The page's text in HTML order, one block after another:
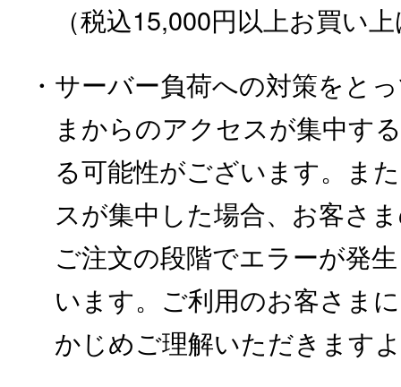
（税込15,000円以上お買い
・サーバー負荷への対策をと
まからのアクセスが集中す
る可能性がございます。ま
スが集中した場合、お客さ
ご注文の段階でエラーが発
います。ご利用のお客さま
かじめご理解いただきます